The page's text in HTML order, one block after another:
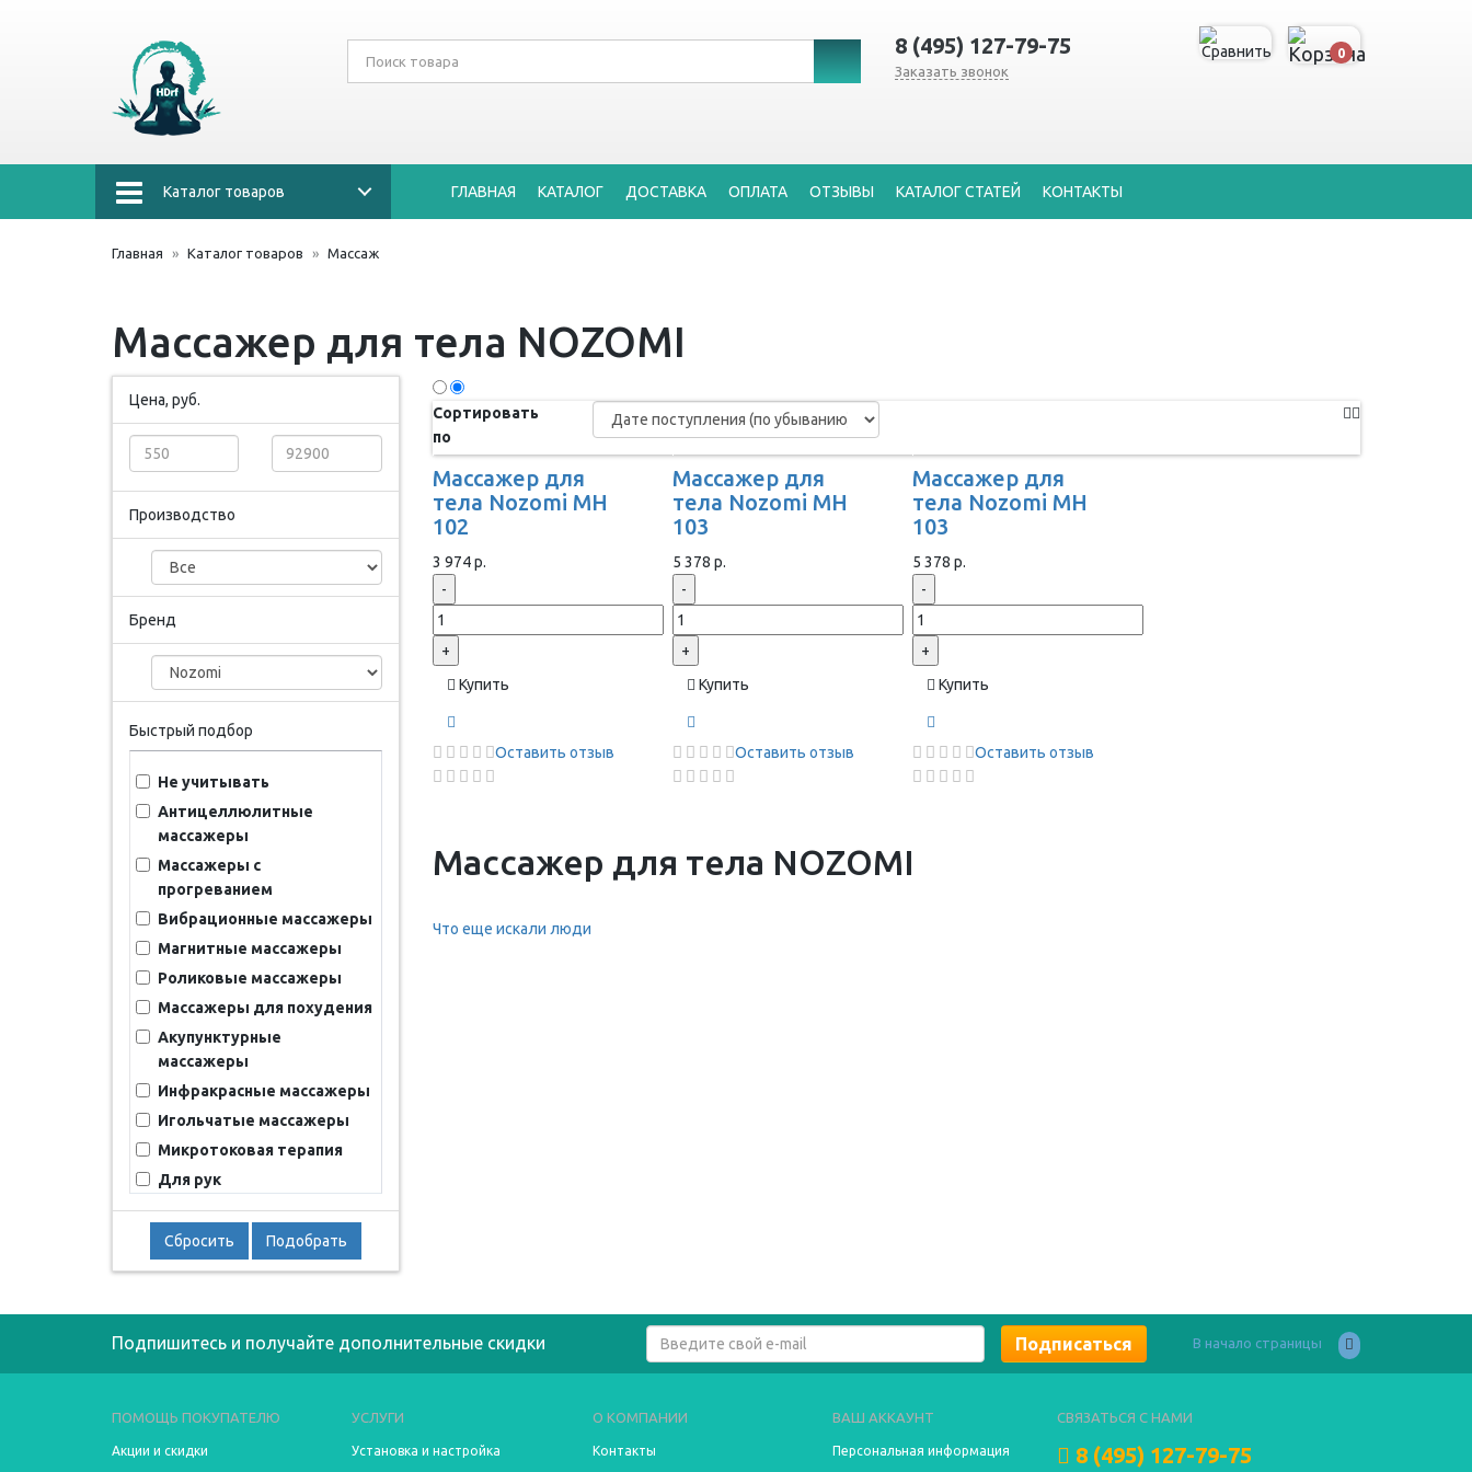
8 (495) 127-79-75
Заказать звонок
0
Каталог товаров ГЛАВНАЯ КАТАЛОГ ДОСТАВКА ОПЛАТА ОТЗЫВЫ КАТАЛОГ СТАТЕЙ КОНТАКТЫ
Главная Каталог товаров Массаж
Массажер для тела NOZOMI
Цена, руб.
Производство
Бренд
Быстрый подбор
Не учитывать
Антицеллюлитные
массажеры
Массажеры с
прогреванием
Вибрационные массажеры
Магнитные массажеры
Роликовые массажеры
Массажеры для похудения
Акупунктурные
массажеры
Инфракрасные массажеры
Игольчатые массажеры
Микротоковая терапия
Для рук
Мини-массажеры
С массажем шиацу
Сбросить Подобрать
Сортировать
по
Массажер для
тела Nozomi MH
102
3 974 р.
-
+
Купить
Оставить отзыв
Массажер для
тела Nozomi MH
103
5 378 р.
-
+
Купить
Оставить отзыв
Массажер для
тела Nozomi MH
103
5 378 р.
-
+
Купить
Оставить отзыв
Массажер для тела NOZOMI
Что еще искали люди
Подпишитесь и получайте дополнительные скидки В начало страницы
ПОМОЩЬ ПОКУПАТЕЛЮ
Акции и скидки
УСЛУГИ
Установка и настройка
О КОМПАНИИ
Контакты
ВАШ АККАУНТ
Персональная информация
СВЯЗАТЬСЯ С НАМИ
8 (495) 127-79-75